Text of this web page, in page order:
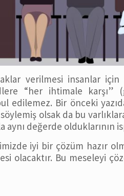
verilmesi insanlar
“her ihtimale karşı”
edilemez. Bir önceki
olsak da bu
aynı değerde olduklarının
iyi bir çözüm hazır
olacaktır. Bu meseleyi